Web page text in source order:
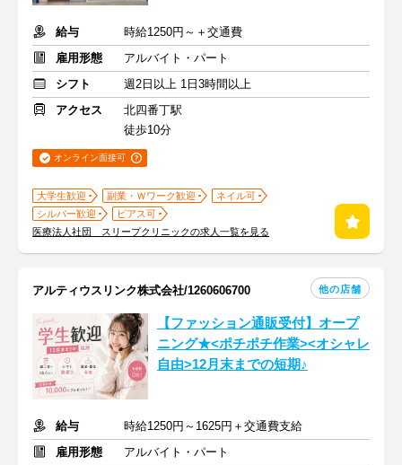
給与
時給1250円～＋交通費
雇用形態
アルバイト・パート
シフト
週2日以上 1日3時間以上
アクセス
北四番丁駅
徒歩10分
オンライン面接可
大学生歓迎 副業・Ｗワーク歓迎
ネイル可
シルバー歓迎
ピアス可
医療法人社団 スリープクリニックの求人一覧を見る
アルティウスリンク株式会社/1260606700 他の店舗
【ファッション通販受付】オープ
ニング★<ポチポチ作業><オシャレ
自由>12月末までの短期♪
給与
時給1250円～1625円＋交通費支給
雇用形態
アルバイト・パート